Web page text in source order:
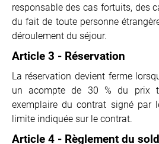
responsable des cas fortuits, des
du fait de toute personne
déroulement du séjour.
Article 3 - Réservation
La réservation devient ferme
un acompte de 30 % du prix
exemplaire du contrat signé par
limite indiquée sur le contrat.
Article 4 - Règlement du